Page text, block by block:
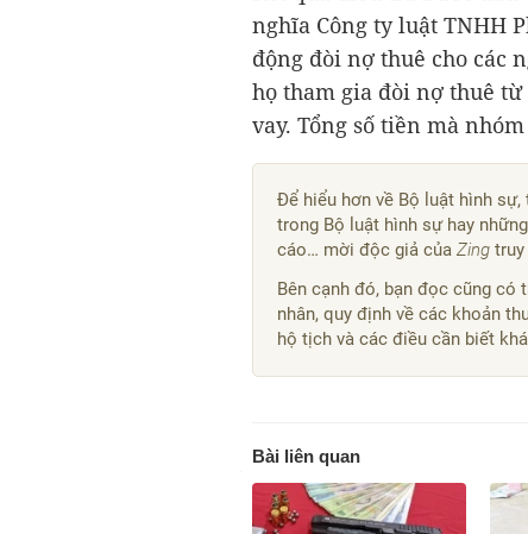
nghĩa Công ty luật TNHH
động đòi nợ thuê cho các
họ tham gia đòi nợ thuê từ
vay. Tổng số tiền mà
Để hiểu hơn về Bộ luật hình
trong Bộ luật hình sự hay
cáo… mời độc giả của Zing
Bên cạnh đó, bạn đọc cũng có
nhân, quy định về các khoản
hộ tịch và các điều cần biết
Bài liên quan